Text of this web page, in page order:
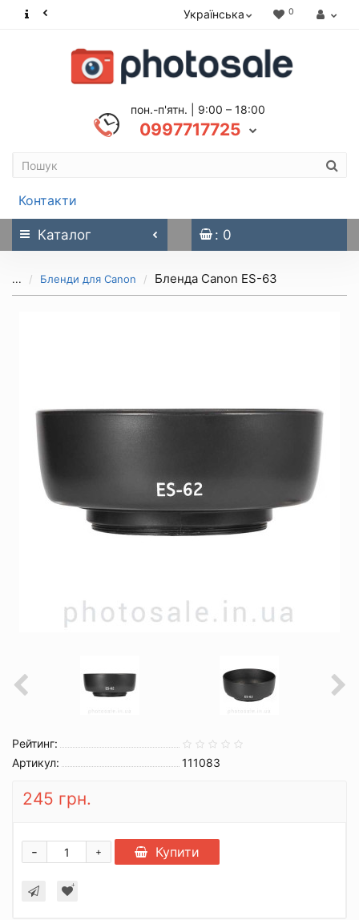
Українська 0
пон.-п'ятн. | 9:00 – 18:00
0997717725
Контакти
Каталог : 0
... Бленди для Canon Бленда Canon ES-63
Рейтинг:
Артикул:
111083
245 грн.
+
- Купити